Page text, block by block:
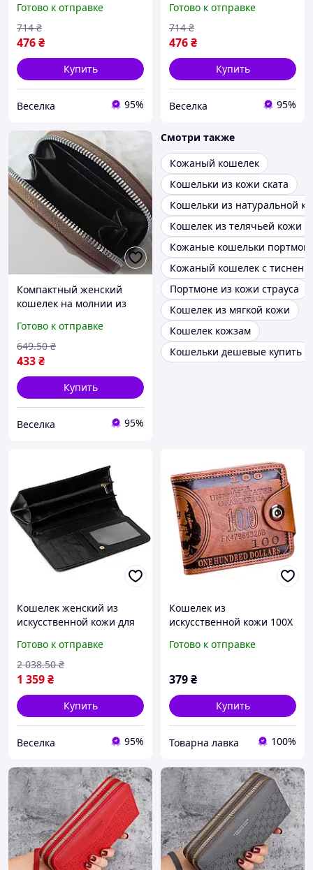
магнитной застежкой для
купюр и карт FLAME
Готово к отправке
476₴
714 ₴
Купить
Веселка 95%
магнитной застежкой для
купюр и карт FLAME
Готово к отправке
476₴
714 ₴
Купить
Веселка 95%
Компактный женский
кошелек на молнии из
купюр карт и монет
стильный Mocco FLAME
Готово к отправке
433₴
649.50 ₴
Купить
Веселка 95%
Смотри также
Кожаный кошелек
Кошельки из кожи ската
Кошельки из натуральной
Кошелек из телячьей кожи
Кожаные кошельки
Кожаный кошелек с
Портмоне из кожи страуса
Кошелек из мягкой кожи
Кошелек кожзам
Кошельки дешевые купить
Кошелек женский из
искусственной кожи для
использования с
отделениями для купюр и
карт FLAME
Готово к отправке
1 359₴
2 038.50 ₴
Купить
Веселка 95%
Кошелек из
искусственной кожи 100X
говорит за тебя
Готово к отправке
379₴
Купить
Товарна лавка 100%